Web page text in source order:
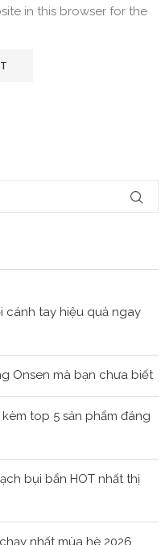
in this browser for the
cánh tay hiệu quả ngay
Onsen mà bạn chưa biết
top 5 sản phẩm đáng
bụi bẩn HOT nhất thị